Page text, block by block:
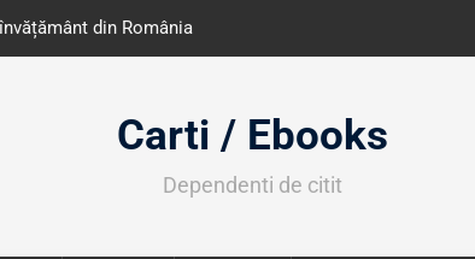
în perioada 24-29
130.000 de vizitatori
Carti / Ebooks
Dependenti de citit